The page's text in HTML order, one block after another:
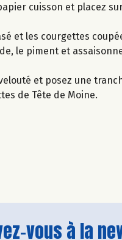
cuisson et placez
et les courgettes
le piment et
et posez une
de Tête de Moine.
vous à la